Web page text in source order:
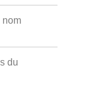
nom
du